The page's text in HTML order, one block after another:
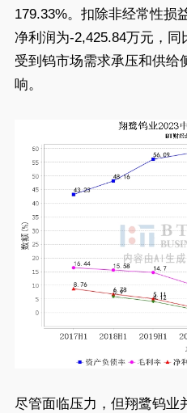
179.33%。扣除非经常性损
净利润为-2,425.84万元，
受到钨市场需求承压和供给
响。
尽管面临压力，但翔鹭钨业